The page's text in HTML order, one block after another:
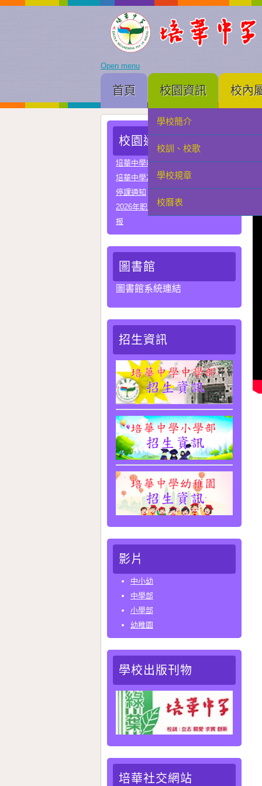
Open menu
首頁 校園資訊
學校簡介
校訓、校歌
學校規章
校曆表
校內
校園通告
培華中學收費項目一覽表
培華中學2024-2025學年報名費
停課通知
2026年职业教育国家教学成果奖申
报
圖書館
圖書館系統連結
招生資訊
影片
中小幼
中學部
小學部
幼稚園
學校出版刊物
培華社交網站